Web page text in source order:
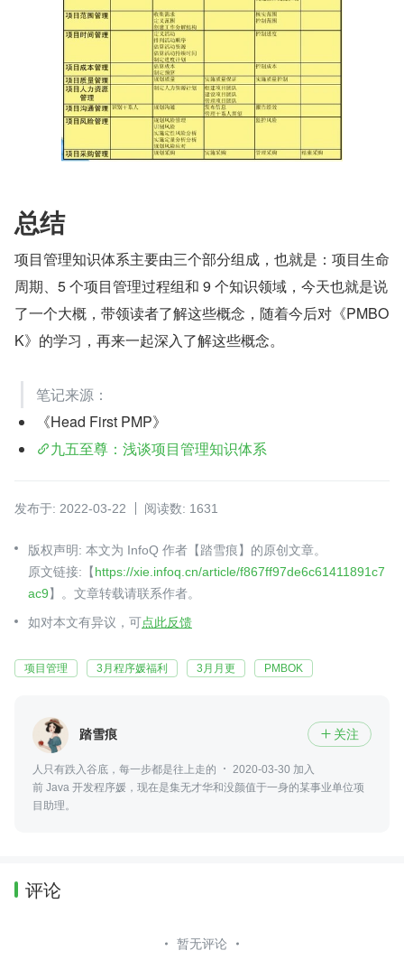
总结
项目管理知识体系主要由三个部分组成，也就是：项目生命
周期、5 个项目管理过程组和 9 个知识领域，今天也就是说
了一个大概，带领读者了解这些概念，随着今后对《PMBO
K》的学习，再来一起深入了解这些概念。
笔记来源：
《Head First PMP》
九五至尊：浅谈项目管理知识体系
发布于: 2022-03-22 阅读数: 1631
版权声明: 本文为 InfoQ 作者【踏雪痕】的原创文章。
原文链接:【https://xie.infoq.cn/article/f867ff97de6c61411891c7
ac9】。文章转载请联系作者。
如对本文有异议，可点此反馈
项目管理 3月程序媛福利 3月月更 PMBOK
踏雪痕  关注
人只有跌入谷底，每一步都是往上走的
2020-03-30 加入
前 Java 开发程序媛，现在是集无才华和没颜值于一身的某事业单位项
目助理。
评论
暂无评论